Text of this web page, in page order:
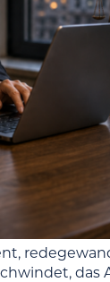
das